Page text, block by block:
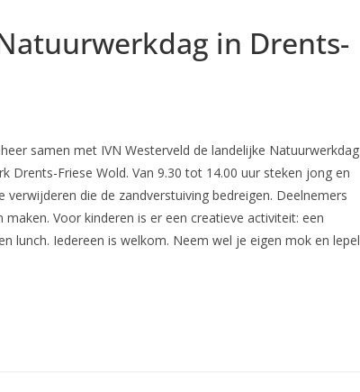
in Drents-
samen met IVN Westerveld de landelijke Natuurwerkdag
Drents-Friese Wold. Van 9.30 tot 14.00 uur steken jong en
die de zandverstuiving bedreigen. Deelnemers
Voor kinderen is er een creatieve activiteit: een
lunch. Iedereen is welkom. Neem wel je eigen mok en lepel